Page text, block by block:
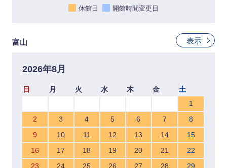
休館日 開館時間変更日
富山 表示
2026年8月
日 月 火 水 木 金
土
1
2
3 4 5 6 7
8
9
10 11 12 13 14
15
16
17 18 19 20 21
22
23
24 25 26 27 28 29